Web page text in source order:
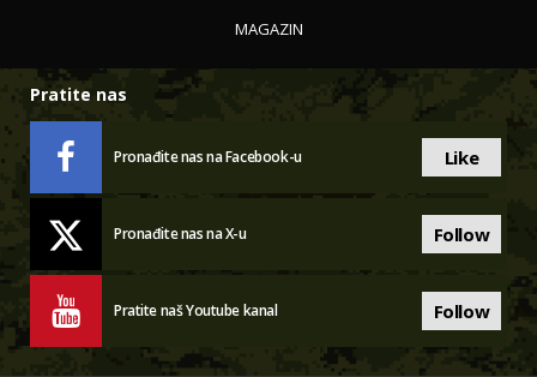
MAGAZIN
Pratite nas
Pronađite nas na Facebook-u Like
Pronađite nas na X-u Follow
Pratite naš Youtube kanal Follow